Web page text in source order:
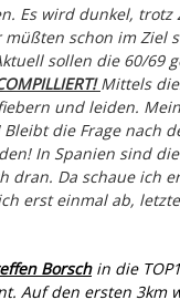
Es wird dunkel,
schon im Ziel
sollen die 60/69
Mittels
und leiden.
die Frage nach
In Spanien sind
dran. Da schaue ich
erst einmal ab,
Borschin die
Auf den ersten 3km